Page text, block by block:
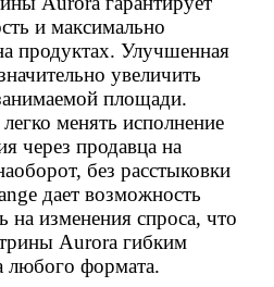
и максимально
продуктах. Улучшенная
увеличить
площади.
менять исполнение
через продавца на
без расстыковки
дает возможность
на изменения спроса, что
Aurora гибким
любого формата.